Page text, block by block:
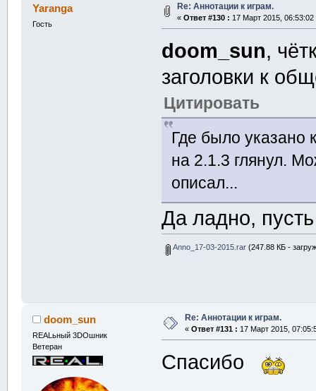
Yaranga
Гость
Re: Аннотации к играм.
« Ответ #130 : 17 Март 2015, 06:53:02
doom_sun,
заголовки к
Цитировать
Где было указано
на 2.1.3 глянул.
описал...
Да ладно,
Anno_17-03-2015.rar(247.88 КБ -
doom_sun
REALьный 3DOшник
Ветеран
Re: Аннотации к играм.
« Ответ #131 : 17 Март 2015,
Спасибо